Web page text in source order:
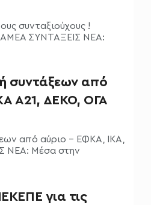
συνταξιούχους !
ΑΜΕΑ ΣΥΝΤΑΞΕΙΣ ΝΕΑ:
συντάξεων από
Α21, ΔΕΚΟ, ΟΓΑ
από αύριο - ΕΦΚΑ, ΙΚΑ,
ΝΕΑ: Μέσα στην
για τις